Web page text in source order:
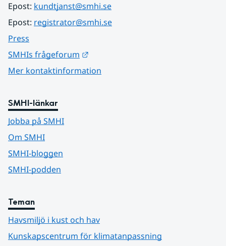
Epost: kundtjanst@smhi.se
Epost: registrator@smhi.se
Press
SMHIs frågeforum
Mer kontaktinformation
SMHI-länkar
Jobba på SMHI
Om SMHI
SMHI-bloggen
SMHI-podden
Teman
Havsmiljö i kust och hav
Kunskapscentrum för klimatanpassning